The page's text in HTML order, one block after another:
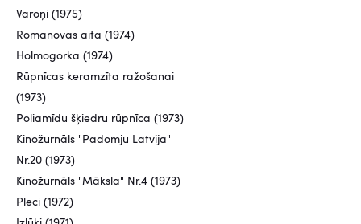
Varoņi (1975)
Romanovas aita (1974)
Holmogorka (1974)
Rūpnīcas keramzīta ražošanai
(1973)
Poliamīdu šķiedru rūpnīca (1973)
Kinožurnāls "Padomju Latvija"
Nr.20 (1973)
Kinožurnāls "Māksla" Nr.4 (1973)
Pleci (1972)